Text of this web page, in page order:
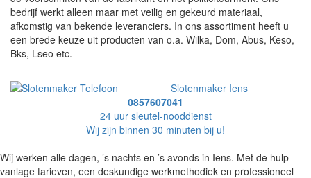
bedrijf werkt alleen maar met veilig en gekeurd materiaal,
afkomstig van bekende leveranciers. In ons assortiment heeft u
een brede keuze uit producten van o.a. Wilka, Dom, Abus, Keso,
Bks, Lseo etc.
Slotenmaker Iens
0857607041
24 uur sleutel-nooddienst
Wij zijn binnen 30 minuten bij u!
Wij werken alle dagen, ’s nachts en ’s avonds in Iens. Met de hulp
vanlage tarieven, een deskundige werkmethodiek en professioneel